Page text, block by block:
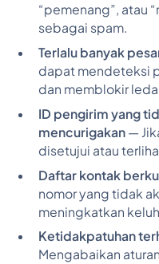
“pemenang”, atau
sebagai spam.
Terlalu banyak
dapat mendeteksi
dan memblokir
ID pengirim yang
mencurigakan—
disetujui atau
Daftar kontak
nomor yang tidak
meningkatkan
Ketidakpatuhan
Mengabaikan